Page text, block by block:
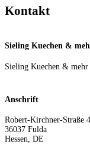
Kontakt
Sieling Kuechen &
Sieling Kuechen & mehr
Anschrift
Robert-Kirchner-Straße 4
36037 Fulda
Hessen, DE